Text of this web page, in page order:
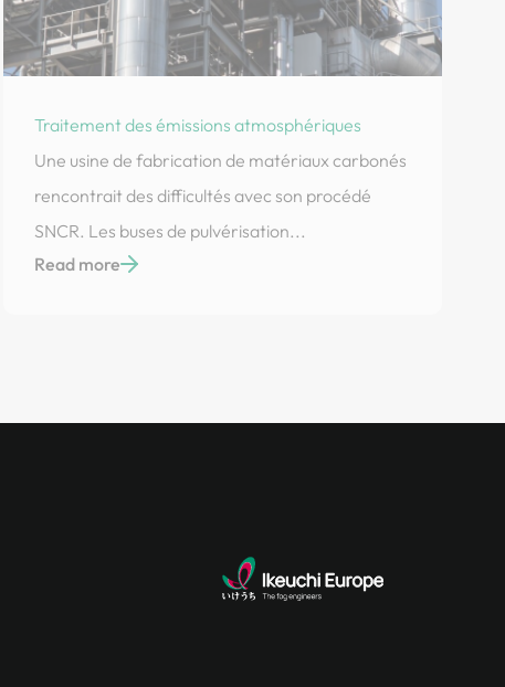
Traitement des émissions atmosphériques
Une usine de fabrication de matériaux carbonés
rencontrait des difficultés avec son procédé
SNCR. Les buses de pulvérisation...
Read more